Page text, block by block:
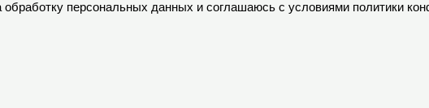
персональных данных и соглашаюсь с условиями политики